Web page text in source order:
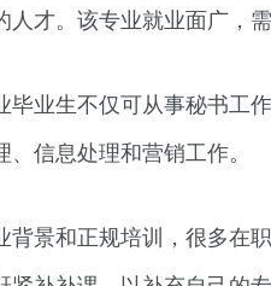
才。该专业就业面广，
毕业生不仅可从事秘书
信息处理和营销工作。
背景和正规培训，很多在